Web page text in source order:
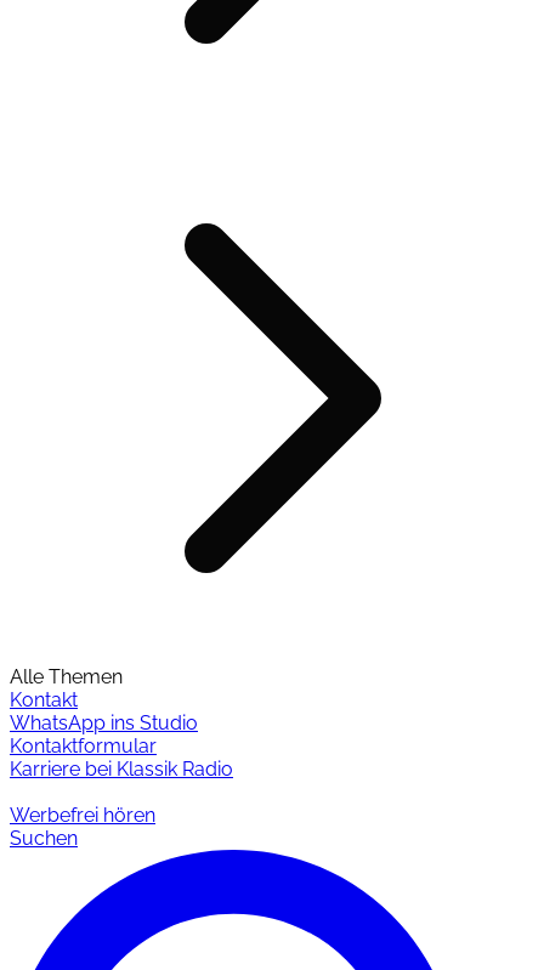
Alle Themen
Kontakt
WhatsApp ins Studio
Kontaktformular
Karriere bei Klassik Radio
Werbefrei hören
Suchen